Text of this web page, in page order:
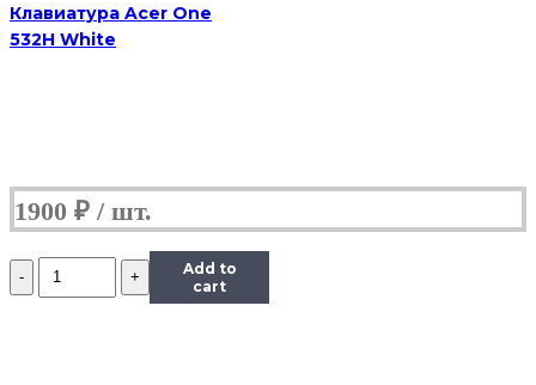
Клавиатура Acer One
532H White
1900 ₽
Количество
Клавиатура
Add to
cart